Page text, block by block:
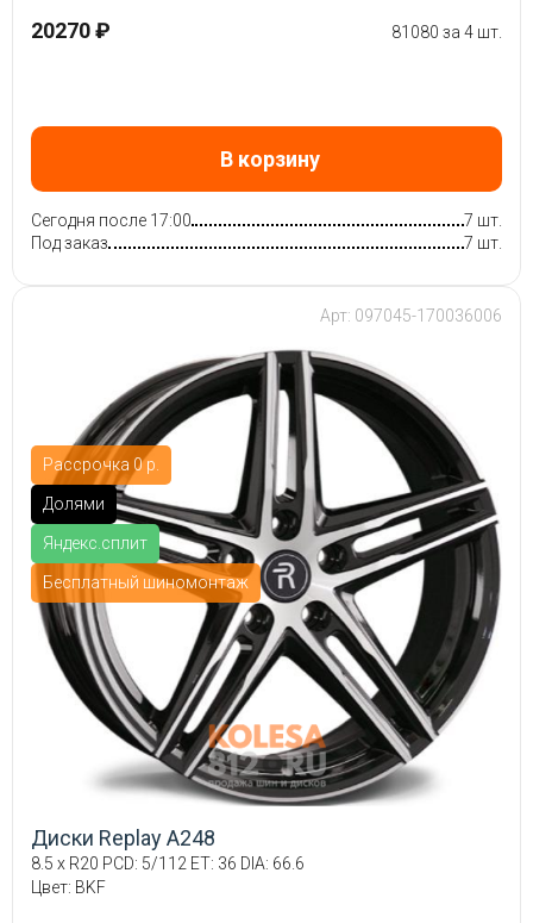
20270 ₽ 81080 за 4 шт.
В корзину
Сегодня после 17:00
7 шт.
Под заказ
7 шт.
Рассрочка 0 р.
Долями
Яндекс.сплит
Бесплатный шиномонтаж
Арт: 097045-170036006
Диски Replay A248
8.5 x R20 PCD: 5/112 ET: 36 DIA: 66.6
Цвет: BKF